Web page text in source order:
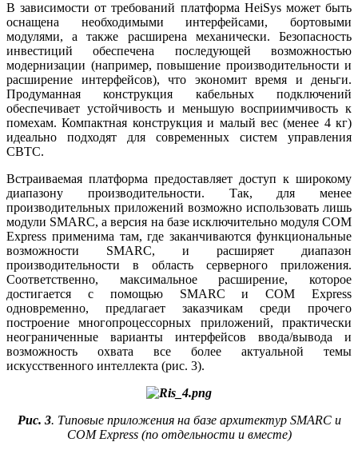
В зависимости от требований платформа HeiSys может быть
оснащена необходимыми интерфейсами, бортовыми
модулями, а также расширена механически. Безопасность
инвестиций обеспечена последующей возможностью
модернизации (например, повышение производительности и
расширение интерфейсов), что экономит время и деньги.
Продуманная конструкция кабельных подключений
обеспечивает устойчивость и меньшую восприимчивость к
помехам. Компактная конструкция и малый вес (менее 4 кг)
идеально подходят для современных систем управления
CBTC.
Встраиваемая платформа предоставляет доступ к широкому
диапазону производительности. Так, для менее
производительных приложений возможно использовать лишь
модули SMARC, а версия на базе исключительно модуля COM
Express применима там, где заканчиваются функциональные
возможности SMARC, и расширяет диапазон
производительности в область серверного приложения.
Соответственно, максимальное расширение, которое
достигается с помощью SMARC и COM Express
одновременно, предлагает заказчикам среди прочего
построение многопроцессорных приложений, практически
неограниченные варианты интерфейсов ввода/вывода и
возможность охвата все более актуальной темы
искусственного интеллекта (рис. 3).
Рис. 3. Типовые приложения на базе архитектур SMARC и
COM Express (по отдельности и вместе)